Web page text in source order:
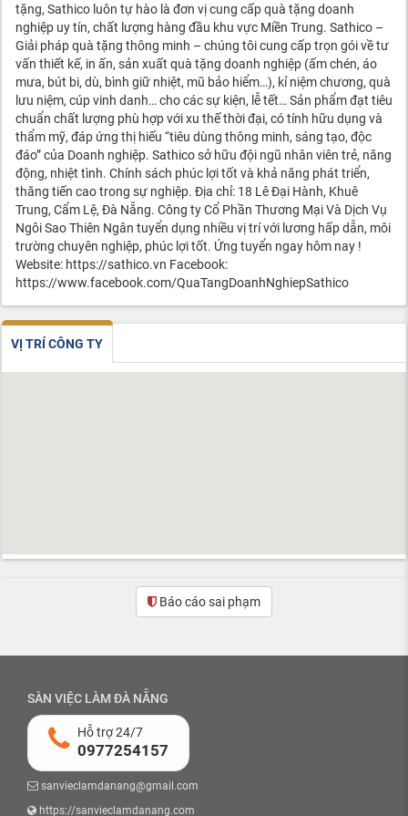
tặng, Sathico luôn tự hào là đơn vị cung cấp quà tặng doanh
nghiệp uy tín, chất lượng hàng đầu khu vực Miền Trung. Sathico –
Giải pháp quà tặng thông minh – chúng tôi cung cấp trọn gói về tư
vấn thiết kế, in ấn, sản xuất quà tặng doanh nghiệp (ấm chén, áo
mưa, bút bi, dù, bình giữ nhiệt, mũ bảo hiểm…), kỉ niệm chương, quà
lưu niệm, cúp vinh danh… cho các sự kiện, lễ tết… Sản phẩm đạt tiêu
chuẩn chất lượng phù hợp với xu thế thời đại, có tính hữu dụng và
thẩm mỹ, đáp ứng thị hiếu “tiêu dùng thông minh, sáng tạo, độc
đáo” của Doanh nghiệp. Sathico sở hữu đội ngũ nhân viên trẻ, năng
động, nhiệt tình. Chính sách phúc lợi tốt và khả năng phát triển,
thăng tiến cao trong sự nghiệp. Địa chỉ: 18 Lê Đại Hành, Khuê
Trung, Cẩm Lệ, Đà Nẵng. Công ty Cổ Phần Thương Mại Và Dịch Vụ
Ngôi Sao Thiên Ngân tuyển dụng nhiều vị trí với lương hấp dẫn, môi
trường chuyên nghiệp, phúc lợi tốt. Ứng tuyển ngay hôm nay !
Website: https://sathico.vn Facebook:
https://www.facebook.com/QuaTangDoanhNghiepSathico
VỊ TRÍ CÔNG TY
Báo cáo sai phạm
SÀN VIỆC LÀM ĐÀ NẴNG
Hỗ trợ 24/7
0977254157
sanvieclamdanang@gmail.com
https://sanvieclamdanang.com